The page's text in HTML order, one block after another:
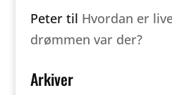
Petertil Hvordan er
drømmen var der?
Arkiver